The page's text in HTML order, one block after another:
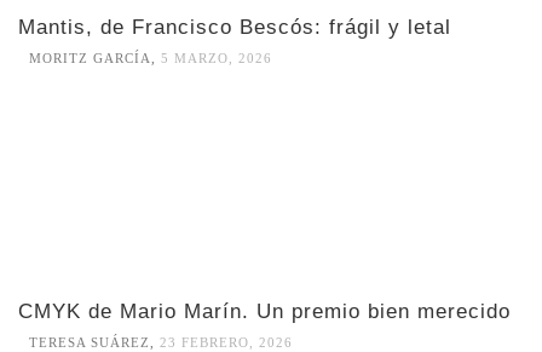
Mantis, de Francisco Bescós: frágil y letal
MORITZ GARCÍA, 5 MARZO, 2026
CMYK de Mario Marín. Un premio bien merecido
TERESA SUÁREZ 23 FEBRERO, 2026